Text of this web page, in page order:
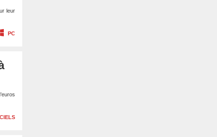
leur
PC